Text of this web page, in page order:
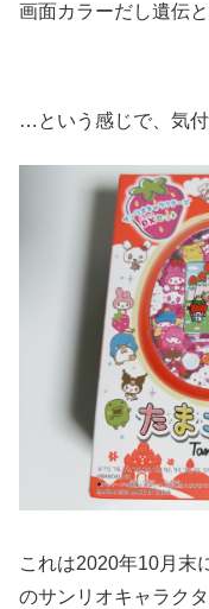
画面カラーだし遺伝
…という感じで、気付
これは2020年10月末
のサンリオキャラク